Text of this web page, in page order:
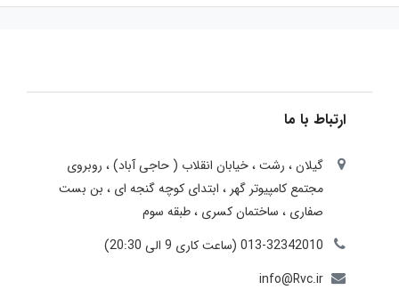
ارتباط با ما
گیلان ، رشت ، خيابان انقلاب ( حاجی آباد) ، روبروی
مجتمع كامپيوتر گهر ، ابتدای كوچه گنجه ای ، بن بست
صفاری ، ساختمان كسری ، طبقه سوم
013-32342010 (ساعت کاری 9 الی 20:30)
info@Rvc.ir